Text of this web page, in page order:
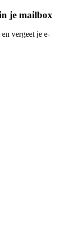
je mailbox
vergeet je e-